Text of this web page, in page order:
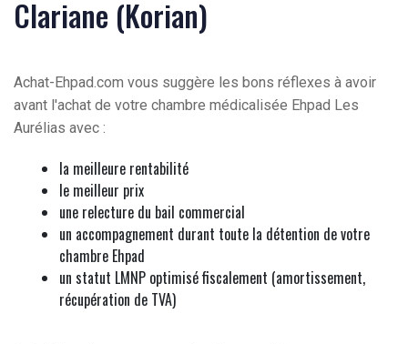
Clariane (Korian)
Achat-Ehpad.com vous suggère les bons réflexes à avoir
avant l'achat de votre chambre médicalisée Ehpad Les
Aurélias avec :
la meilleure rentabilité
le meilleur prix
une relecture du bail commercial
un accompagnement durant toute la détention de votre
chambre Ehpad
un statut LMNP optimisé fiscalement (amortissement,
récupération de TVA)